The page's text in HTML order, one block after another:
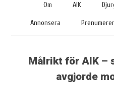
Om AIK
Annonsera
Målrikt för AIK –
avgjorde